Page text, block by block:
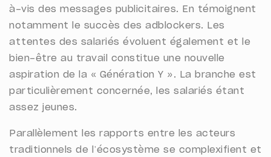
à-vis des messages publicitaires. En témoignent
notamment le succès des adblockers. Les
attentes des salariés évoluent également et le
bien-être au travail constitue une nouvelle
aspiration de la « Génération Y ». La branche est
particulièrement concernée, les salariés étant
assez jeunes.
Parallèlement les rapports entre les acteurs
traditionnels de l’écosystème se complexifient et